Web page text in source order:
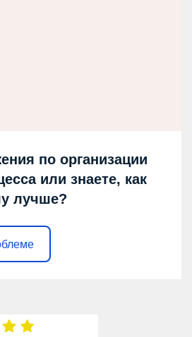
по организации
или знаете, как
лучше?